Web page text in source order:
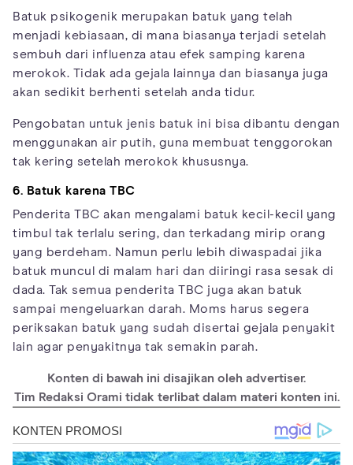
Batuk psikogenik merupakan batuk yang telah
menjadi kebiasaan, di mana biasanya terjadi setelah
sembuh dari influenza atau efek samping karena
merokok. Tidak ada gejala lainnya dan biasanya juga
akan sedikit berhenti setelah anda tidur.
Pengobatan untuk jenis batuk ini bisa dibantu dengan
menggunakan air putih, guna membuat tenggorokan
tak kering setelah merokok khususnya.
6. Batuk karena TBC
Penderita TBC akan mengalami batuk kecil-kecil yang
timbul tak terlalu sering, dan terkadang mirip orang
yang berdeham. Namun perlu lebih diwaspadai jika
batuk muncul di malam hari dan diiringi rasa sesak di
dada. Tak semua penderita TBC juga akan batuk
sampai mengeluarkan darah. Moms harus segera
periksakan batuk yang sudah disertai gejala penyakit
lain agar penyakitnya tak semakin parah.
Konten di bawah ini disajikan oleh advertiser.
Tim Redaksi Orami tidak terlibat dalam materi konten ini.